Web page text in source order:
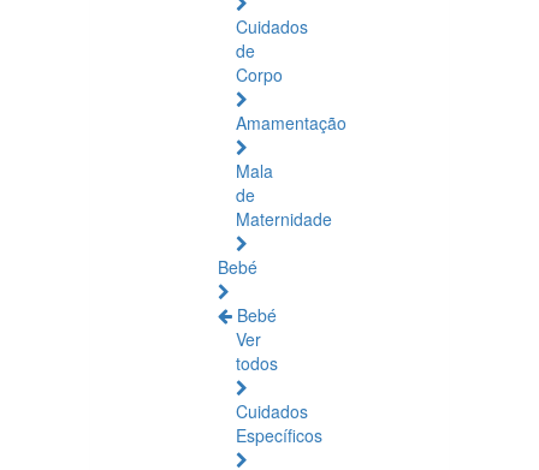
Cuidados
de
Corpo
Amamentação
Mala
de
Maternidade
Bebé
Bebé
Ver
todos
Cuidados
Específicos